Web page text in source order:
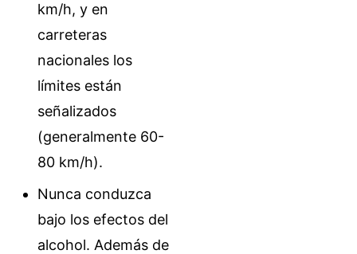
km/h, y en
carreteras
nacionales los
límites están
señalizados
(generalmente 60-
80 km/h).
Nunca conduzca
bajo los efectos del
alcohol. Además de